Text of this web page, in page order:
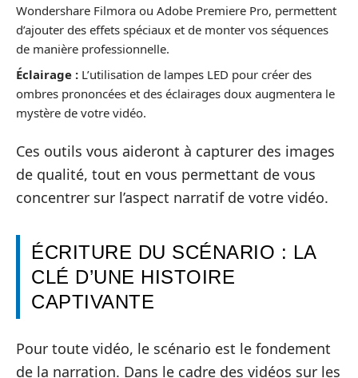
Wondershare Filmora ou Adobe Premiere Pro, permettent
d’ajouter des effets spéciaux et de monter vos séquences
de manière professionnelle.
Éclairage : L’utilisation de lampes LED pour créer des
ombres prononcées et des éclairages doux augmentera le
mystère de votre vidéo.
Ces outils vous aideront à capturer des images
de qualité, tout en vous permettant de vous
concentrer sur l’aspect narratif de votre vidéo.
ÉCRITURE DU SCÉNARIO : LA
CLÉ D’UNE HISTOIRE
CAPTIVANTE
Pour toute vidéo, le scénario est le fondement
de la narration. Dans le cadre des vidéos sur les